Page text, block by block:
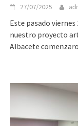
27/07/2025
Este pasado
nuestro proyecto
Albacete